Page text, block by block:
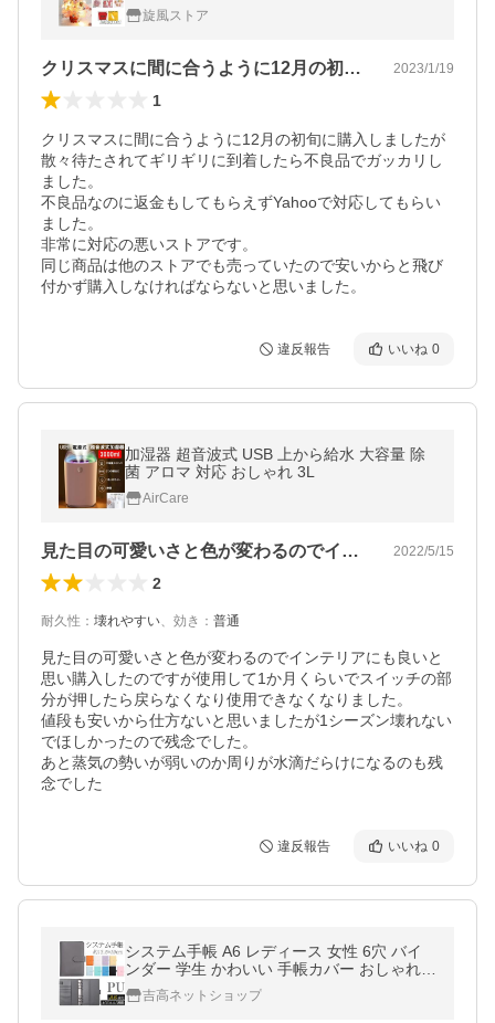
マス用品 おしゃれ クリスマス ツリー ミニク
リスマスツリー
旋風ストア
クリスマスに間に合うように12月の初旬… 2023/1/19
1
クリスマスに間に合うように12月の初旬に購入しましたが
散々待たされてギリギリに到着したら不良品でガッカリし
ました。
不良品なのに返金もしてもらえずYahooで対応してもらい
ました。
非常に対応の悪いストアです。
同じ商品は他のストアでも売っていたので安いからと飛び
付かず購入しなければならないと思いました。
違反報告 いいね 0
加湿器 超音波式 USB 上から給水 大容量 除
菌 アロマ 対応 おしゃれ 3L
AirCare
見た目の可愛いさと色が変わるのでインテ… 2022/5/15
2
耐久性 ： 壊れやすい、 効き ： 普通
見た目の可愛いさと色が変わるのでインテリアにも良いと
思い購入したのですが使用して1か月くらいでスイッチの部
分が押したら戻らなくなり使用できなくなりました。
値段も安いから仕方ないと思いましたが1シーズン壊れない
でほしかったので残念でした。
あと蒸気の勢いが弱いのか周りが水滴だらけになるのも残
念でした
違反報告 いいね 0
システム手帳 A6 レディース 女性 6穴 バイ
ンダー 学生 かわいい 手帳カバー おしゃれ
ビジネス手帳 カードポケット 軽量 ペンホル
ダー 可愛い
吉高ネットショップ